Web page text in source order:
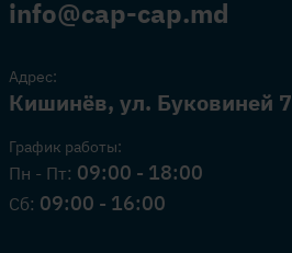
info@cap-cap.md
Адрес:
Кишинёв, ул. Буковиней 7
График работы:
Пн - Пт: 09:00 - 18:00
Сб: 09:00 - 16:00